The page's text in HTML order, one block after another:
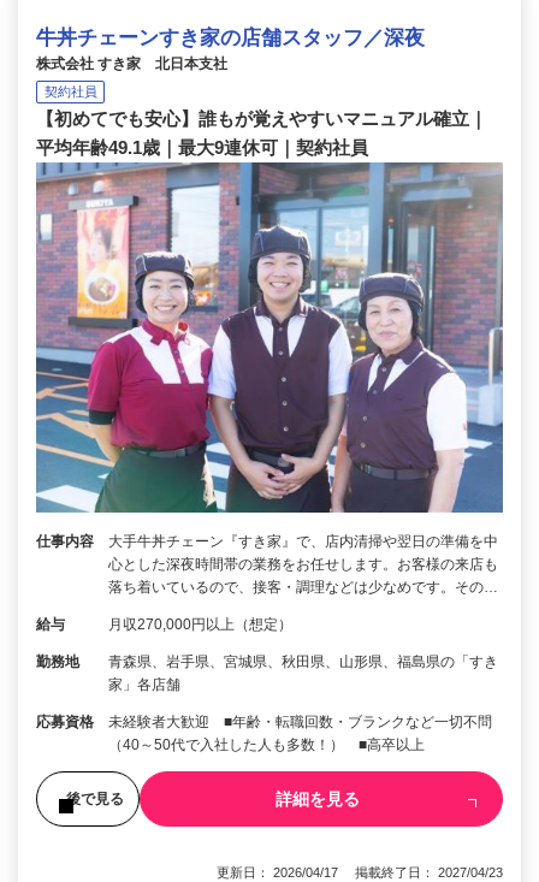
牛丼チェーンすき家の店舗スタッフ／深夜
株式会社 すき家 北日本支社
契約社員
【初めてでも安心】誰もが覚えやすいマニュアル確立｜
平均年齢49.1歳｜最大9連休可｜契約社員
仕事内容
大手牛丼チェーン『すき家』で、店内清掃や翌日の準備を中
心とした深夜時間帯の業務をお任せします。お客様の来店も
落ち着いているので、接客・調理などは少なめです。その…
給与 月収270,000円以上（想定）
勤務地
青森県、岩手県、宮城県、秋田県、山形県、福島県の「すき
家」各店舗
応募資格
未経験者大歓迎 ■年齢・転職回数・ブランクなど一切不問
（40～50代で入社した人も多数！） ■高卒以上
後で見る 詳細を見る
更新日： 2026/04/17 掲載終了日： 2027/04/23